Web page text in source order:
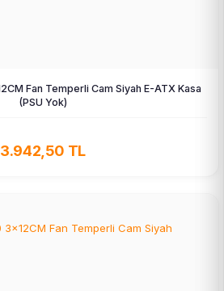
Fan Temperli Cam Siyah E-ATX Kasa
(PSU Yok)
3.942,50 TL